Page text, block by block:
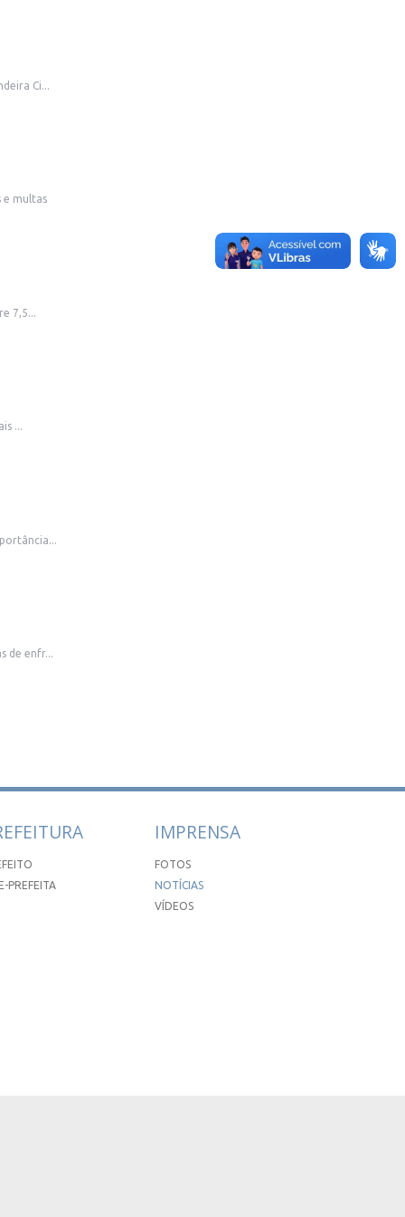
Ci...
e multas
7,5...
...
de enfr...
PREFEITA
IMPRENSA
FOTOS
NOTÍCIAS
VÍDEOS